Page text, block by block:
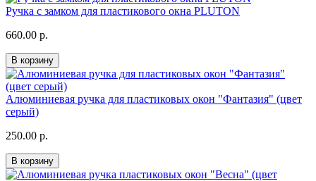
Ручка с замком для пластикового окна PLUTON
660.00 р.
В корзину
Алюминиевая ручка для пластиковых окон "Фантазия" (цвет
серый)
250.00 р.
В корзину